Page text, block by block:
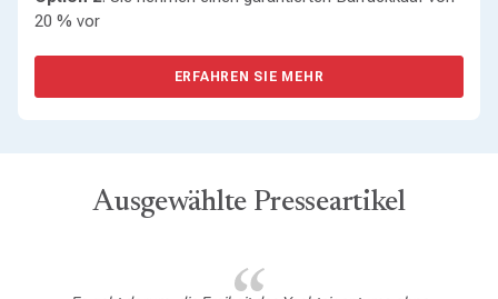
20 % vor
ERFAHREN SIE MEHR
Ausgewählte Presseartikel